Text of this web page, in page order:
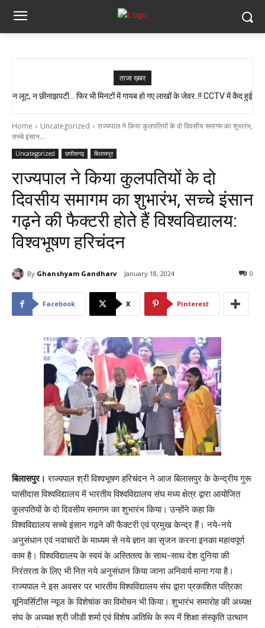
ताजा ख़बर
स्वास्थ्य मंत्री श्याम बिहारी जायसवाल का बड़ा बयान, कहा- प्रदेश में कोई भी झोलाछाप
न लूट, न छीनाझपटी… फिर भी मिनटों में गायब हो गए लाखों के जेवर..!! CCTV में कैद हुई
Home Uncategorized
राज्यपाल ने किया कुलपतियों के दो दिवसीय समागम का शुभारंभ,
सच्चे इंसान...
Uncategorized छत्तीसगढ़ बिलासपुर
राज्यपाल ने किया कुलपतियों के दो
दिवसीय समागम का शुभारंभ, सच्चे इंसान
गढ़ने की फैक्टरी होतेे हैं विश्वविद्यालय:
विश्वभूषण हरिचंदन
By Ghanshyam Gandharv January 18, 2024 0
Facebook X Pinterest
बिलासपुर। राज्यपाल श्री विश्वभूषण हरिचंदन ने आज बिलासपुर के केन्द्रीय गुरू
घासीदास विश्वविद्यालय में भारतीय विश्वविद्यालय संघ मध्य क्षेत्र द्वारा आयोजित
कुलपतियों के दो दिवसीय समागम का शुभारंभ किया। उन्होंने कहा कि
विश्वविद्यालय सच्चे इंसान गढ़ने की फैक्टरी एवं प्रमुख केन्द्र हैं। नये-नये
अनुसंधान एवं नवाचारों के माध्यम से नये ज्ञान का सृजन करना इनका महत्वपूर्ण
काम है। विश्वविद्यालय के स्वयं के अस्तितत्व के साथ-साथ देश दुनिया की
निरंतरता के लिए भी नित नये अनुसंधान किया जाना अनिवार्य माना गया है।
राज्यपाल ने इस अवसर पर भारतीय विश्वविद्यालय संघ द्वारा प्रकाशित पत्रिका
यूनिवर्सिटीस न्यूज के विशेषांक का विमोचन भी किया। शुभारंभ समारोह की अध्यक्ष
संघ के अध्यक्ष श्री जीडी शर्मा एवं विशेष अतिथि के रूप में शिक्षा संस्कृति उत्थान